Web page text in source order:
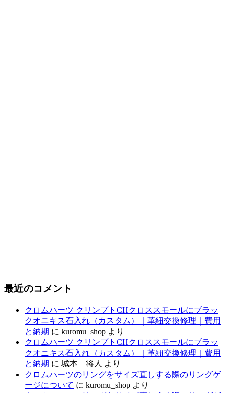
最近のコメント
クロムハーツ クリンプトCHクロススモールにブラッ
クオニキス石入れ（カスタム）｜革紐交換修理｜費用
と納期 に kuromu_shop より
クロムハーツ クリンプトCHクロススモールにブラッ
クオニキス石入れ（カスタム）｜革紐交換修理｜費用
と納期 に 城本 将人 より
クロムハーツのリングをサイズ直しする際のリングゲ
ージについて に kuromu_shop より